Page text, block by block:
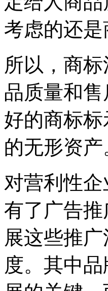
考虑的还
所以，商
品质量和
好的商标
的无形资产
对营利性
有了广告
展这些推
度。其中